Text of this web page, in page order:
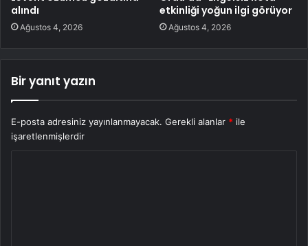
alındı
Ağustos 4, 2026
etkinliği yoğun ilgi görüyor
Ağustos 4, 2026
Bir yanıt yazın
E-posta adresiniz yayınlanmayacak. Gerekli alanlar * ile
işaretlenmişlerdir